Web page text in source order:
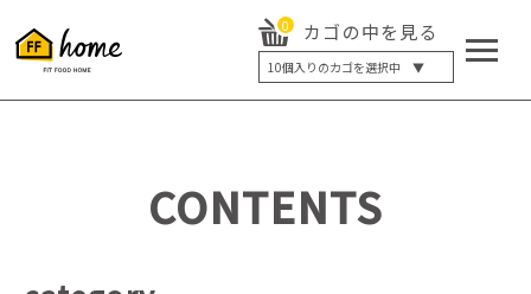
0 カゴの中を見る
10個入りのカゴを選択中 ▼
5個入り
20個入り
最大12%OFF
CONTENTS